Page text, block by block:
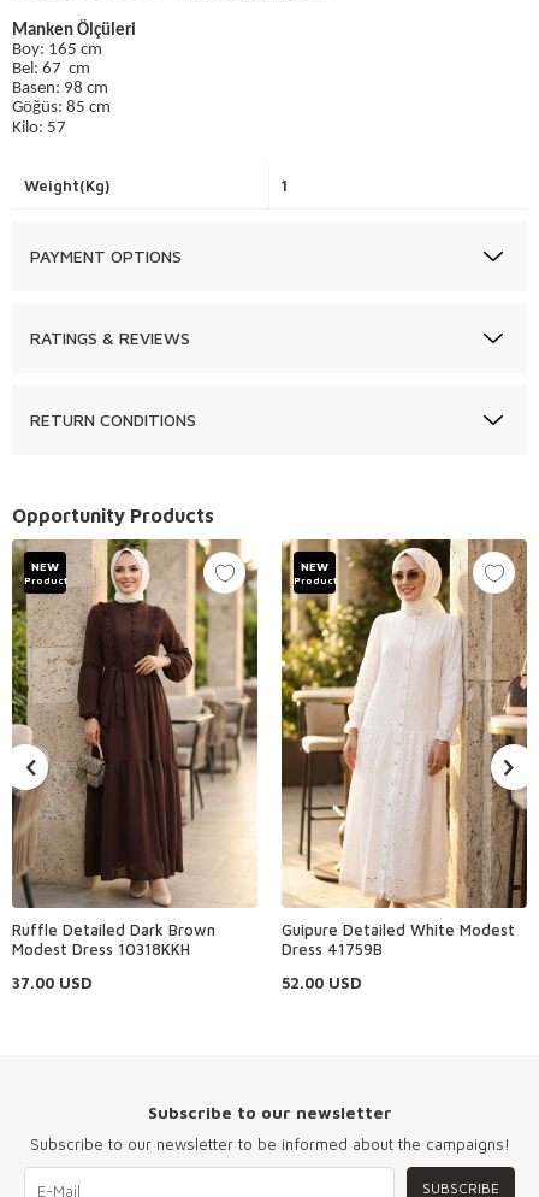
Manken Ölçüleri
Boy: 165 cm
Bel: 67 cm
Basen: 98 cm
Göğüs: 85 cm
Kilo: 57
Weight(Kg) 1
PAYMENT OPTIONS
RATINGS & REVIEWS
RETURN CONDITIONS
Opportunity Products
NEW
Product
Ruffle Detailed Dark Brown
Modest Dress 10318KKH
37.00 USD
NEW
Product
Guipure Detailed White Modest
Dress 41759B
52.00 USD
Subscribe to our newsletter
Subscribe to our newsletter to be informed about the campaigns!
SUBSCRIBE